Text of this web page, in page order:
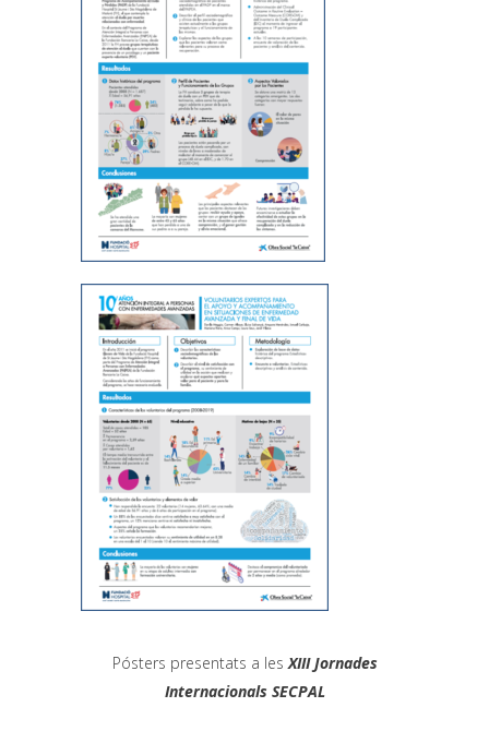
Pósters presentats a les XIII Jornades
Internacionals SECPAL